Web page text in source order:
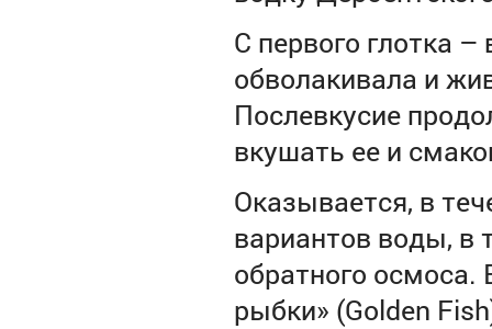
С первого глотка
обволакивала и
Послевкусие
вкушать ее и
Оказывается, в
вариантов воды, в
обратного осмоса.
рыбки» (Golden Fish